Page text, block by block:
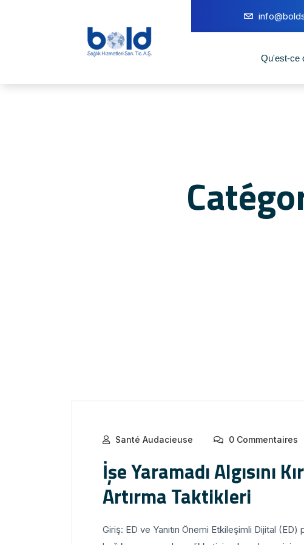
Qu'est-ce
Santé Audacieuse 0 Commentaires
İşe Yaramadı Algısını
Artırma Taktikleri
Giriş: ED ve Yanıtın Önemi Etkileşimli Dijital